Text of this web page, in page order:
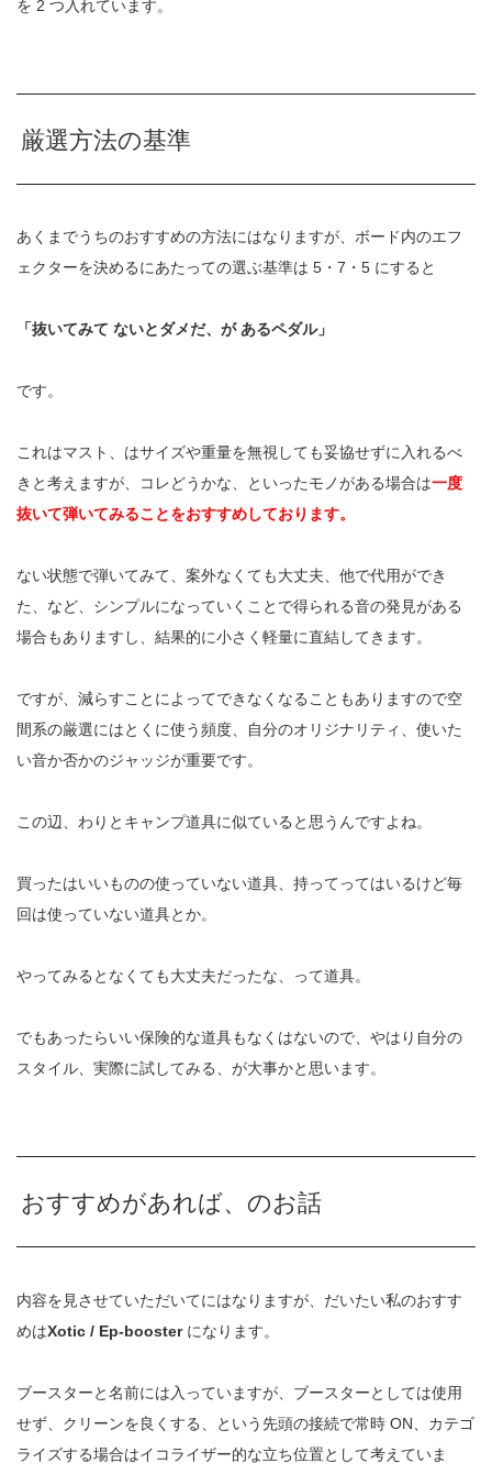
を 2 つ入れています。
厳選方法の基準
あくまでうちのおすすめの方法にはなりますが、ボード内のエフ
ェクターを決めるにあたっての選ぶ基準は 5・7・5 にすると
「抜いてみて ないとダメだ、が あるペダル」
です。
これはマスト、はサイズや重量を無視しても妥協せずに入れるべ
きと考えますが、コレどうかな、といったモノがある場合は一度
抜いて弾いてみることをおすすめしております。
ない状態で弾いてみて、案外なくても大丈夫、他で代用ができ
た、など、シンプルになっていくことで得られる音の発見がある
場合もありますし、結果的に小さく軽量に直結してきます。
ですが、減らすことによってできなくなることもありますので空
間系の厳選にはとくに使う頻度、自分のオリジナリティ、使いた
い音か否かのジャッジが重要です。
この辺、わりとキャンプ道具に似ていると思うんですよね。
買ったはいいものの使っていない道具、持ってってはいるけど毎
回は使っていない道具とか。
やってみるとなくても大丈夫だったな、って道具。
でもあったらいい保険的な道具もなくはないので、やはり自分の
スタイル、実際に試してみる、が大事かと思います。
おすすめがあれば、のお話
内容を見させていただいてにはなりますが、だいたい私のおすす
めはXotic / Ep-boosterになります。
ブースターと名前には入っていますが、ブースターとしては使用
せず、クリーンを良くする、という先頭の接続で常時 ON、カテゴ
ライズする場合はイコライザー的な立ち位置として考えていま